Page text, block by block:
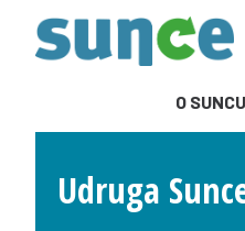
O SUNCU
Udruga